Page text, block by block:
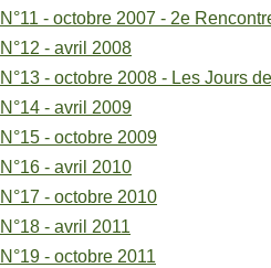
N°11 - octobre 2007 - 2e
N°12 - avril 2008
N°13 - octobre 2008 - Les Jours
N°14 - avril 2009
N°15 - octobre 2009
N°16 - avril 2010
N°17 - octobre 2010
N°18 - avril 2011
N°19 - octobre 2011